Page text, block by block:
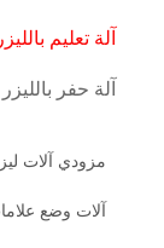
آلة تعليم بالليزر
آلة حفر بالليزر
مزودي آلات
آلات وضع